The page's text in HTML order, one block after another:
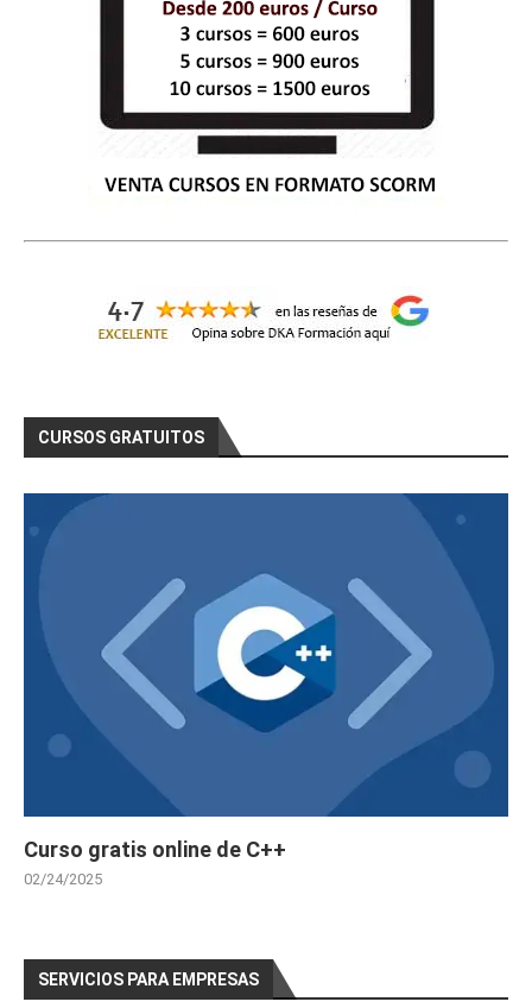
CURSOS GRATUITOS
Curso gratis online de C++
02/24/2025
SERVICIOS PARA EMPRESAS